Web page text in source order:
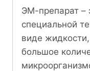
ЭМ-препарат –
специальной
виде
большое